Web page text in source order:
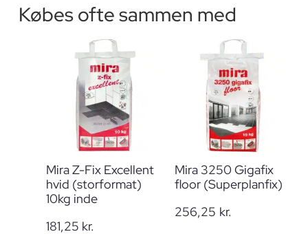
Købes ofte sammen med
Mira Z-Fix Excellent
hvid (storformat)
10kg inde
181,25 kr.
Mira 3250 Gigafix
floor (Superplanfix)
256,25 kr.